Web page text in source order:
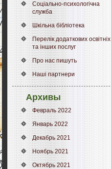
Соціально-психологічна
служба
Шкільна бібліотека
Перелік додаткових освітніх
та інших послуг
Про нас пишуть
Наші партнери
Архивы
Февраль 2022
Январь 2022
Декабрь 2021
Ноябрь 2021
Октябрь 2021